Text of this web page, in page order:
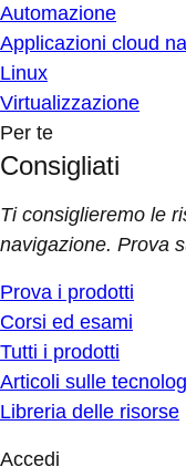
Automazione
Applicazioni cloud
Linux
Virtualizzazione
Per te
Consigliati
Ti consiglieremo le
navigazione. Prova
Prova i prodotti
Corsi ed esami
Tutti i prodotti
Articoli sulle
Libreria delle risorse
Accedi